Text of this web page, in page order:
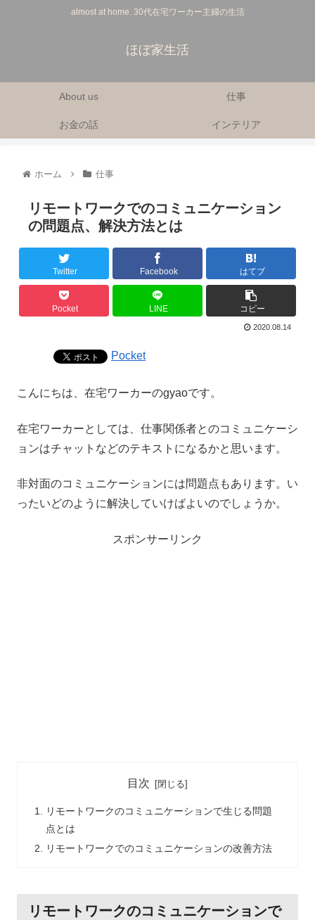
almost at home. 30代在宅ワーカー主婦の生活
ほぼ家生活
About us 仕事
お金の話 インテリア
ホーム 仕事
リモートワークでのコミュニケーション
の問題点、解決方法とは
Twitter Facebook はてブ
Pocket LINE コピー
2020.08.14
Pocket
こんにちは、在宅ワーカーのgyaoです。
在宅ワーカーとしては、仕事関係者とのコミュニケーシ
ョンはチャットなどのテキストになるかと思います。
非対面のコミュニケーションには問題点もあります。い
ったいどのように解決していけばよいのでしょうか。
スポンサーリンク
目次
リモートワークのコミュニケーションで生じる問題
点とは
リモートワークでのコミュニケーションの改善方法
リモートワークのコミュニケーションで